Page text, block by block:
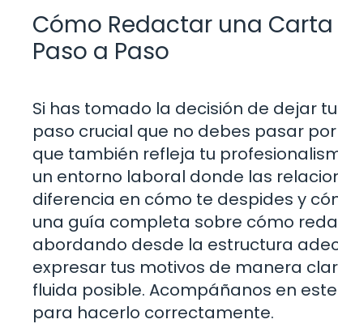
Cómo Redactar una
Paso a Paso
Si has tomado la decisión de dejar
paso crucial que no debes pasar
que también refleja tu
un entorno laboral donde las
diferencia en cómo te despides y
una guía completa sobre cómo
abordando desde la estructura
expresar tus motivos de manera
fluida posible. Acompáñanos en
para hacerlo correctamente.